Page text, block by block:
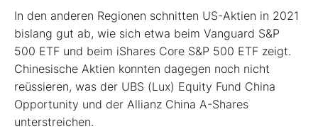
In den anderen Regionen schnitten US-Aktien in 2021
bislang gut ab, wie sich etwa beim Vanguard S&P
500 ETF und beim iShares Core S&P 500 ETF zeigt.
Chinesische Aktien konnten dagegen noch nicht
reüssieren, was der UBS (Lux) Equity Fund China
Opportunity und der Allianz China A-Shares
unterstreichen.